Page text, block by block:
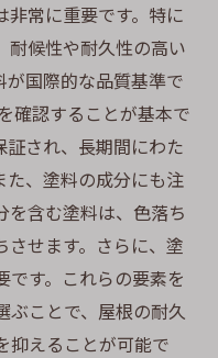
非常に重要です。特に
耐候性や耐久性の高い
国際的な品質基準で
確認することが基本で
証され、長期間にわた
た、塗料の成分にも注
を含む塗料は、色落ち
させます。さらに、塗
す。これらの要素を
ぶことで、屋根の耐久
抑えることが可能で